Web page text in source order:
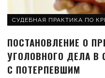
СУДЕБНАЯ ПРАКТИКА ПО
ПОСТАНОВЛЕНИЕ О
УГОЛОВНОГО ДЕЛА В
С ПОТЕРПЕВШИМ